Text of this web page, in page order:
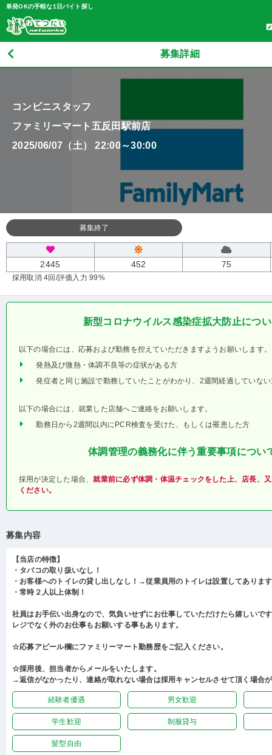
単発OKの手軽な1日バイト探し
募集詳細
コンビニスタッフ
ファミリーマート五反田駅前店
2025/06/07（土） 22:00～30:00
募集終了
2445 452 75
採用取消 4回 /評価入力 99%
新型コロナウイルス感染症拡大防止につ
以下の場合には、応募および勤務を控えていただきますようお願いします。
発熱及び微熱・体調不良等の症状がある方
発症者と同じ施設で勤務していたことがわかり、2週間経過していな
以下の場合には、就業した店舗へご連絡をお願いします。
勤務日から2週間以内にPCR検査を受けた、もしくは罹患した方
体調管理の義務化に伴う重要事項につい
採用が決定した場合、就業前に必ず体調・体温チェックをした上、店長、
ください。
募集内容
【当店の特徴】
・タバコの取り扱いなし！
・お客様へのトイレの貸し出しなし！→従業員用のトイレは設置してありま
・常時２人以上体制！
社員はお手伝い出身なので、気負いせずにお仕事していただけたら嬉しいで
レジでなく外のお仕事もお願いする事もあります。
☆応募アピール欄にファミリーマート勤務歴をご記入ください。
☆採用後、担当者からメールをいたします。
→返信がなかったり、連絡が取れない場合は採用キャンセルさせて頂く場合
経験者優遇 男女歓迎
学生歓迎 制服貸与
髪型自由